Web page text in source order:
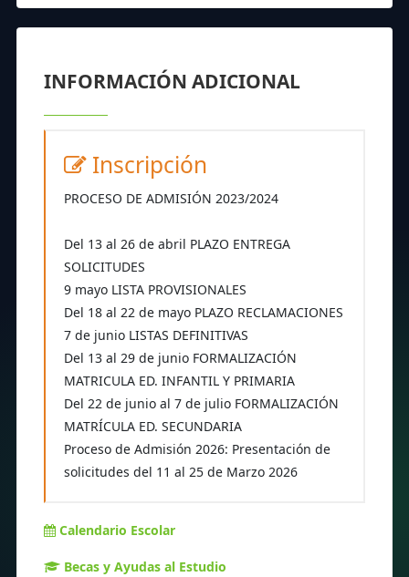
INFORMACIÓN ADICIONAL
Inscripción
PROCESO DE ADMISIÓN 2023/2024
Del 13 al 26 de abril PLAZO ENTREGA
SOLICITUDES
9 mayo LISTA PROVISIONALES
Del 18 al 22 de mayo PLAZO RECLAMACIONES
7 de junio LISTAS DEFINITIVAS
Del 13 al 29 de junio FORMALIZACIÓN
MATRICULA ED. INFANTIL Y PRIMARIA
Del 22 de junio al 7 de julio FORMALIZACIÓN
MATRÍCULA ED. SECUNDARIA
Proceso de Admisión 2026: Presentación de
solicitudes del 11 al 25 de Marzo 2026
Calendario Escolar
Becas y Ayudas al Estudio